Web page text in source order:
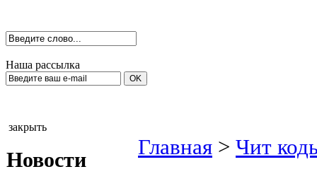
Наша рассылка
закрыть
Новости
Главная > Чит